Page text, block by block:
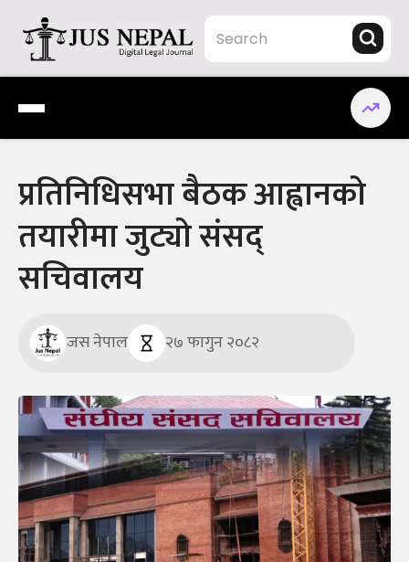
content
Jus Nepal | www.jusnepal.com
Digital Legal Journal
प्रतिनिधिसभा बैठक आह्वानको
तयारीमा जुट्यो संसद्
सचिवालय
जस नेपाल २७ फागुन २०८२